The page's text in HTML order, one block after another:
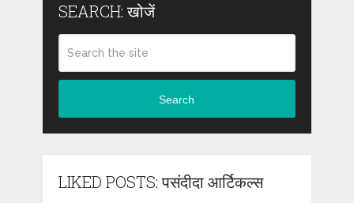
SEARCH: खोजें
Search
LIKED POSTS: पसंदीदा आर्टिकल्स